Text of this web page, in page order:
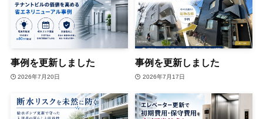
事例を更新しました
2026年7月20日
事例を更新しました
2026年7月17日